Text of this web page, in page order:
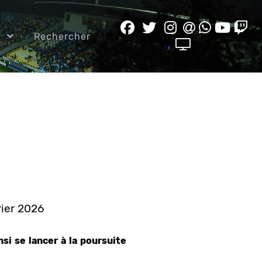
Rechercher
2026
se lancer à la poursuite